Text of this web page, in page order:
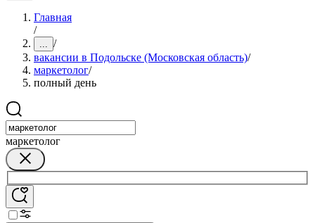
Главная
/
... /
вакансии в Подольске (Московская область)/
маркетолог/
полный день
маркетолог